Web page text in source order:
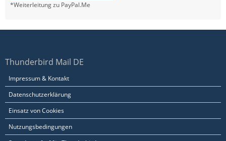
*Weiterleitung zu PayPal.Me
Thunderbird Mail DE
Impressum & Kontakt
Datenschutzerklärung
Einsatz von Cookies
Nutzungsbedingungen